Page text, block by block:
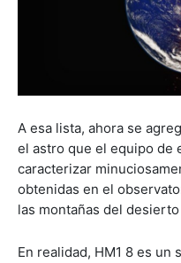
A esa lista, ahora se
el astro que el equipo de
caracterizar
obtenidas en el
las montañas del
En realidad, HM1 8 es un